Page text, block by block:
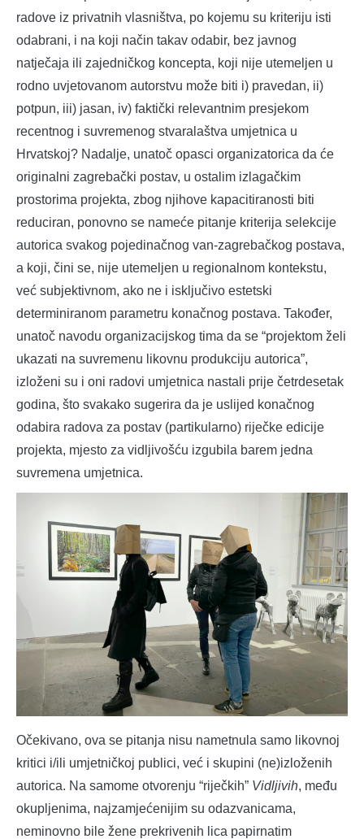
radove iz privatnih vlasništva, po kojemu su kriteriju isti
odabrani, i na koji način takav odabir, bez javnog
natječaja ili zajedničkog koncepta, koji nije utemeljen u
rodno uvjetovanom autorstvu može biti i) pravedan, ii)
potpun, iii) jasan, iv) faktički relevantnim presjekom
recentnog i suvremenog stvaralaštva umjetnica u
Hrvatskoj? Nadalje, unatoč opasci organizatorica da će
originalni zagrebački postav, u ostalim izlagačkim
prostorima projekta, zbog njihove kapacitiranosti biti
reduciran, ponovno se nameće pitanje kriterija selekcije
autorica svakog pojedinačnog van-zagrebačkog postava,
a koji, čini se, nije utemeljen u regionalnom kontekstu,
već subjektivnom, ako ne i isključivo estetski
determiniranom parametru konačnog postava. Također,
unatoč navodu organizacijskog tima da se “projektom želi
ukazati na suvremenu likovnu produkciju autorica”,
izloženi su i oni radovi umjetnica nastali prije četrdesetak
godina, što svakako sugerira da je uslijed konačnog
odabira radova za postav (partikularno) riječke edicije
projekta, mjesto za vidljivošću izgubila barem jedna
suvremena umjetnica.
Očekivano, ova se pitanja nisu nametnula samo likovnoj
kritici i/ili umjetničkoj publici, već i skupini (ne)izloženih
autorica. Na samome otvorenju “riječkih” Vidljivih, među
okupljenima, najzamjećenijim su odazvanicama,
neminovno bile žene prekrivenih lica papirnatim